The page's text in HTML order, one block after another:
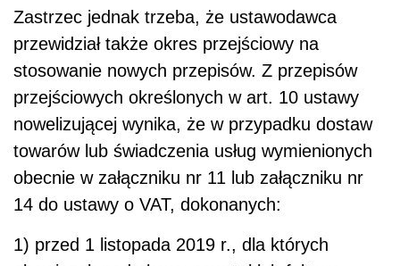
Zastrzec jednak trzeba, że ustawodawca
przewidział także okres przejściowy na
stosowanie nowych przepisów. Z przepisów
przejściowych określonych w art. 10 ustawy
nowelizującej wynika, że w przypadku dostaw
towarów lub świadczenia usług wymienionych
obecnie w załączniku nr 11 lub załączniku nr
14 do ustawy o VAT, dokonanych:
1) przed 1 listopada 2019 r., dla których